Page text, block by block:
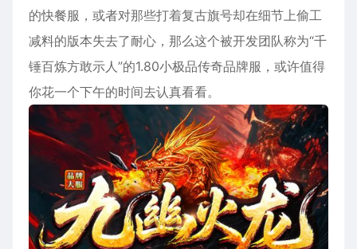
的快餐服，或者对那些打着复古旗号却在细节上偷工
减料的版本失去了耐心，那么这个被开发团队称为“千
锤百炼方敢示人”的1.80小极品传奇品牌服，或许值得
你花一个下午的时间去认真看看。